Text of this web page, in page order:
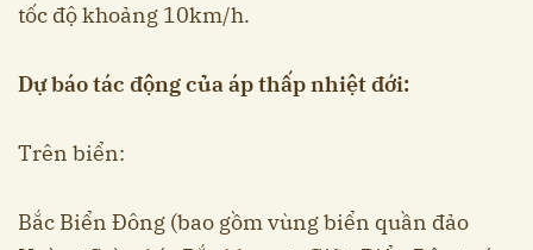
tốc độ khoảng 10km/h.
Dự báo tác động của áp thấp nhiệt đới:
Trên biển:
Bắc Biển Đông (bao gồm vùng biển quần đảo